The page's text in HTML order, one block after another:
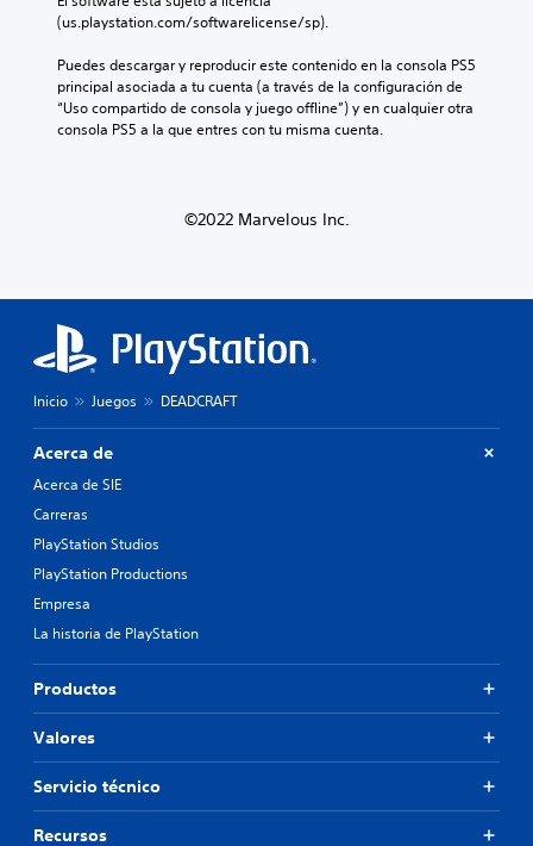
(us.playstation.com/softwarelicense/sp).
Puedes descargar y reproducir este contenido en la consola PS5
principal asociada a tu cuenta (a través de la configuración de
“Uso compartido de consola y juego offline”) y en cualquier otra
consola PS5 a la que entres con tu misma cuenta.
©2022 Marvelous Inc.
Inicio Juegos DEADCRAFT
Acerca de
Acerca de SIE
Carreras
PlayStation Studios
PlayStation Productions
Empresa
La historia de PlayStation
Productos
Valores
Servicio técnico
Recursos